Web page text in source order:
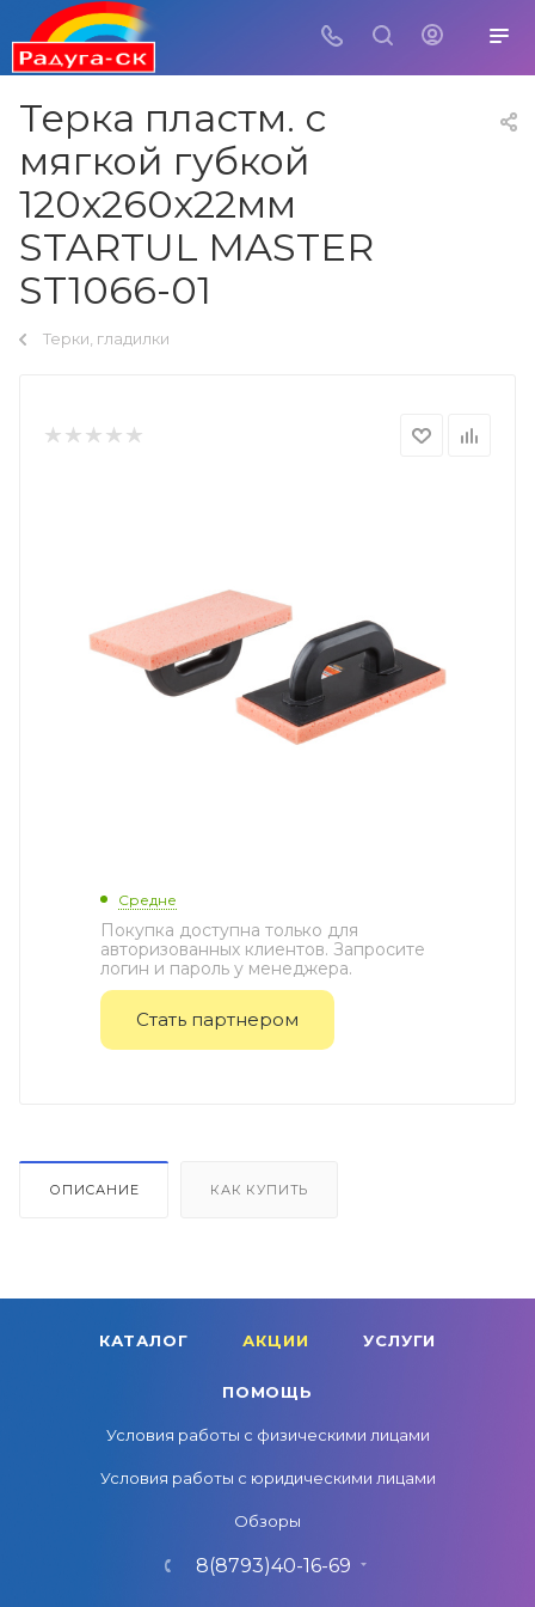
Терка пластм. с
мягкой губкой
120х260х22мм
STARTUL MASTER
ST1066-01
Терки, гладилки
Средне
Покупка доступна только для
авторизованных клиентов. Запросите
логин и пароль у менеджера.
Стать партнером
ОПИСАНИЕ КАК КУПИТЬ
КАТАЛОГ АКЦИИ УСЛУГИ
ПОМОЩЬ
Условия работы с физическими лицами
Условия работы с юридическими лицами
Обзоры
8(8793)40-16-69